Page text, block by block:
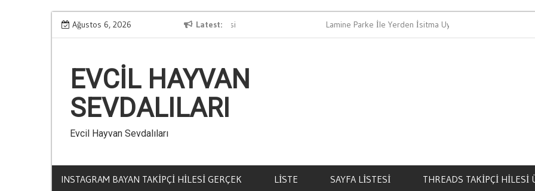
Skip
Ağustos 6, 2026 Latest
Kumarin Yasam Standartlarina Etkisi Lamine Parke İle Yerden İsitma Uyumlu Mu
EVCIL HAYVAN
SEVDALILARI
Evcil Hayvan Sevdalıları
INSTAGRAM BAYAN TAKIPÇI HILESI GERÇEK LISTE SAYFA LISTESI THREADS TAKIPÇI HILESI